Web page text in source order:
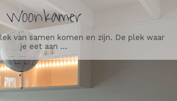
Woonkamer
van samen komen en zijn. De plek waar
je eet aan ...